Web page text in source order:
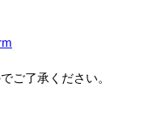
ご了承ください。